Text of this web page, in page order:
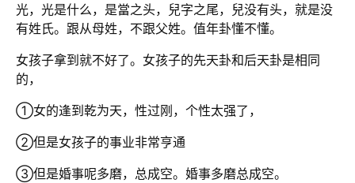
光，光是什么，是當之头，兒字之尾，兒没有头，就是没
有姓氏。跟从母姓，不跟父姓。值年卦懂不懂。
女孩子拿到就不好了。女孩子的先天卦和后天卦是相同
的，
①女的逢到乾为天，性过刚，个性太强了，
②但是女孩子的事业非常亨通
③但是婚事呢多磨，总成空。婚事多磨总成空。